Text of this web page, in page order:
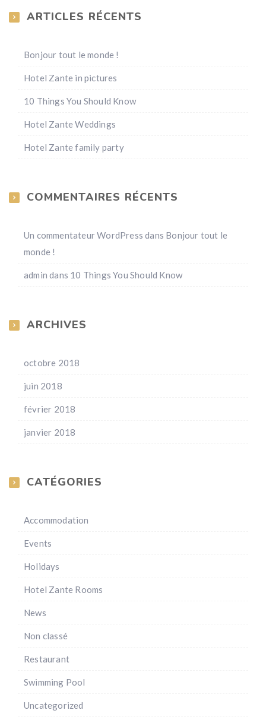
ARTICLES RÉCENTS
Bonjour tout le monde !
Hotel Zante in pictures
10 Things You Should Know
Hotel Zante Weddings
Hotel Zante family party
COMMENTAIRES RÉCENTS
Un commentateur WordPress dans Bonjour tout le
monde !
admin dans 10 Things You Should Know
ARCHIVES
octobre 2018
juin 2018
février 2018
janvier 2018
CATÉGORIES
Accommodation
Events
Holidays
Hotel Zante Rooms
News
Non classé
Restaurant
Swimming Pool
Uncategorized